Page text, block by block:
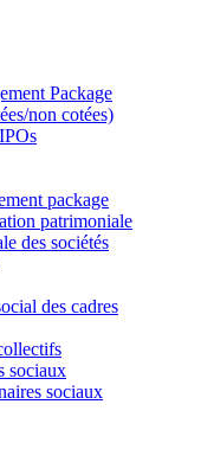
Package
non cotées)
package
patrimoniale
des sociétés
des cadres
sociaux
sociaux